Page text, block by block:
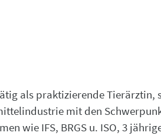
als praktizierende Tierärztin,
mit den
wie IFS, BRGS u. ISO, 3